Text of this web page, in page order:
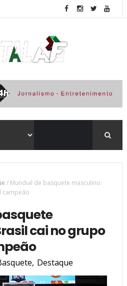
/ Mundial de basquete masculino:
campeão
cai no grupo
, Destaque